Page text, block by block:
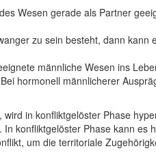
Wesen gerade als Partner
zu sein besteht, dann kann
männliche Wesen ins
hormonell männlicherer
in konfliktgelöster Phase
konfliktgelöster Phase kann es
um die territoriale